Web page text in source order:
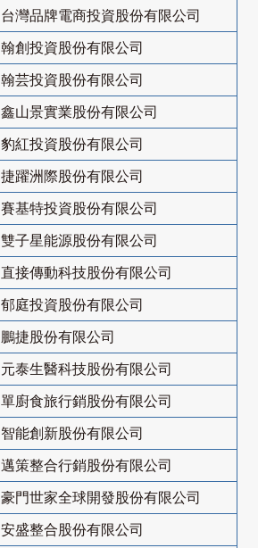
台灣品牌電商投資股份有限公司
翰創投資股份有限公司
翰芸投資股份有限公司
鑫山景實業股份有限公司
豹紅投資股份有限公司
捷躍洲際股份有限公司
賽基特投資股份有限公司
雙子星能源股份有限公司
直接傳動科技股份有限公司
郁庭投資股份有限公司
鵬捷股份有限公司
元泰生醫科技股份有限公司
單廚食旅行銷股份有限公司
智能創新股份有限公司
邁策整合行銷股份有限公司
豪門世家全球開發股份有限公司
安盛整合股份有限公司